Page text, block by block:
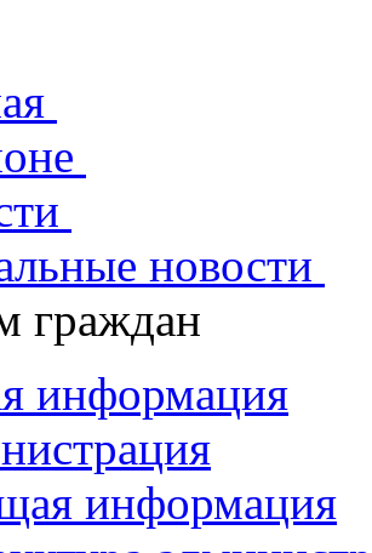
новости
граждан
информация
информация